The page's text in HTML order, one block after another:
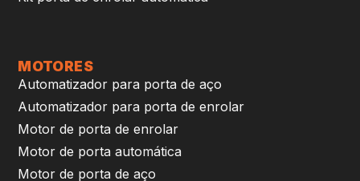
MOTORES
Automatizador para porta de aço
Automatizador para porta de enrolar
Motor de porta de enrolar
Motor de porta automática
Motor de porta de aço